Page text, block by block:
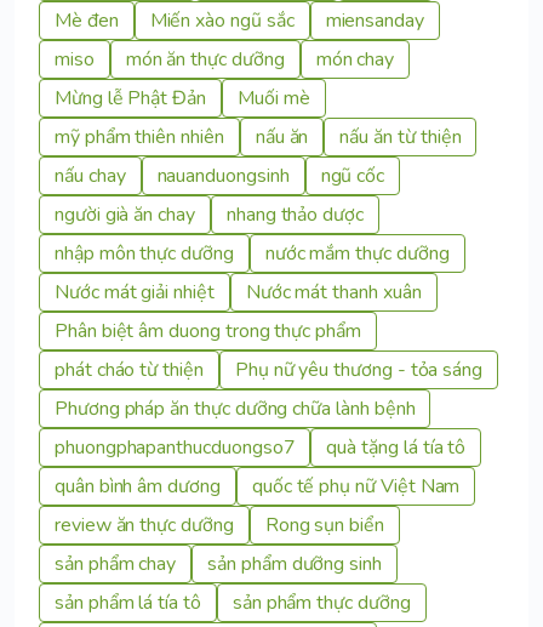
Mè đen
Miến xào ngũ sắc
miensanday
miso
món ăn thực dưỡng
món chay
Mừng lễ Phật Đản
Muối mè
mỹ phẩm thiên nhiên
nấu ăn
nấu ăn từ thiện
nấu chay
nauanduongsinh
ngũ cốc
người già ăn chay
nhang thảo dược
nhập môn thực dưỡng
nước mắm thực dưỡng
Nước mát giải nhiệt
Nước mát thanh xuân
Phân biệt âm duong trong thực phẩm
phát cháo từ thiện
Phụ nữ yêu thương - tỏa sáng
Phương pháp ăn thực dưỡng chữa lành bệnh
phuongphapanthucduongso7
quà tặng lá tía tô
quân bình âm dương
quốc tế phụ nữ Việt Nam
review ăn thực dưỡng
Rong sụn biển
sản phẩm chay
sản phẩm dưỡng sinh
sản phẩm lá tía tô
sản phẩm thực dưỡng